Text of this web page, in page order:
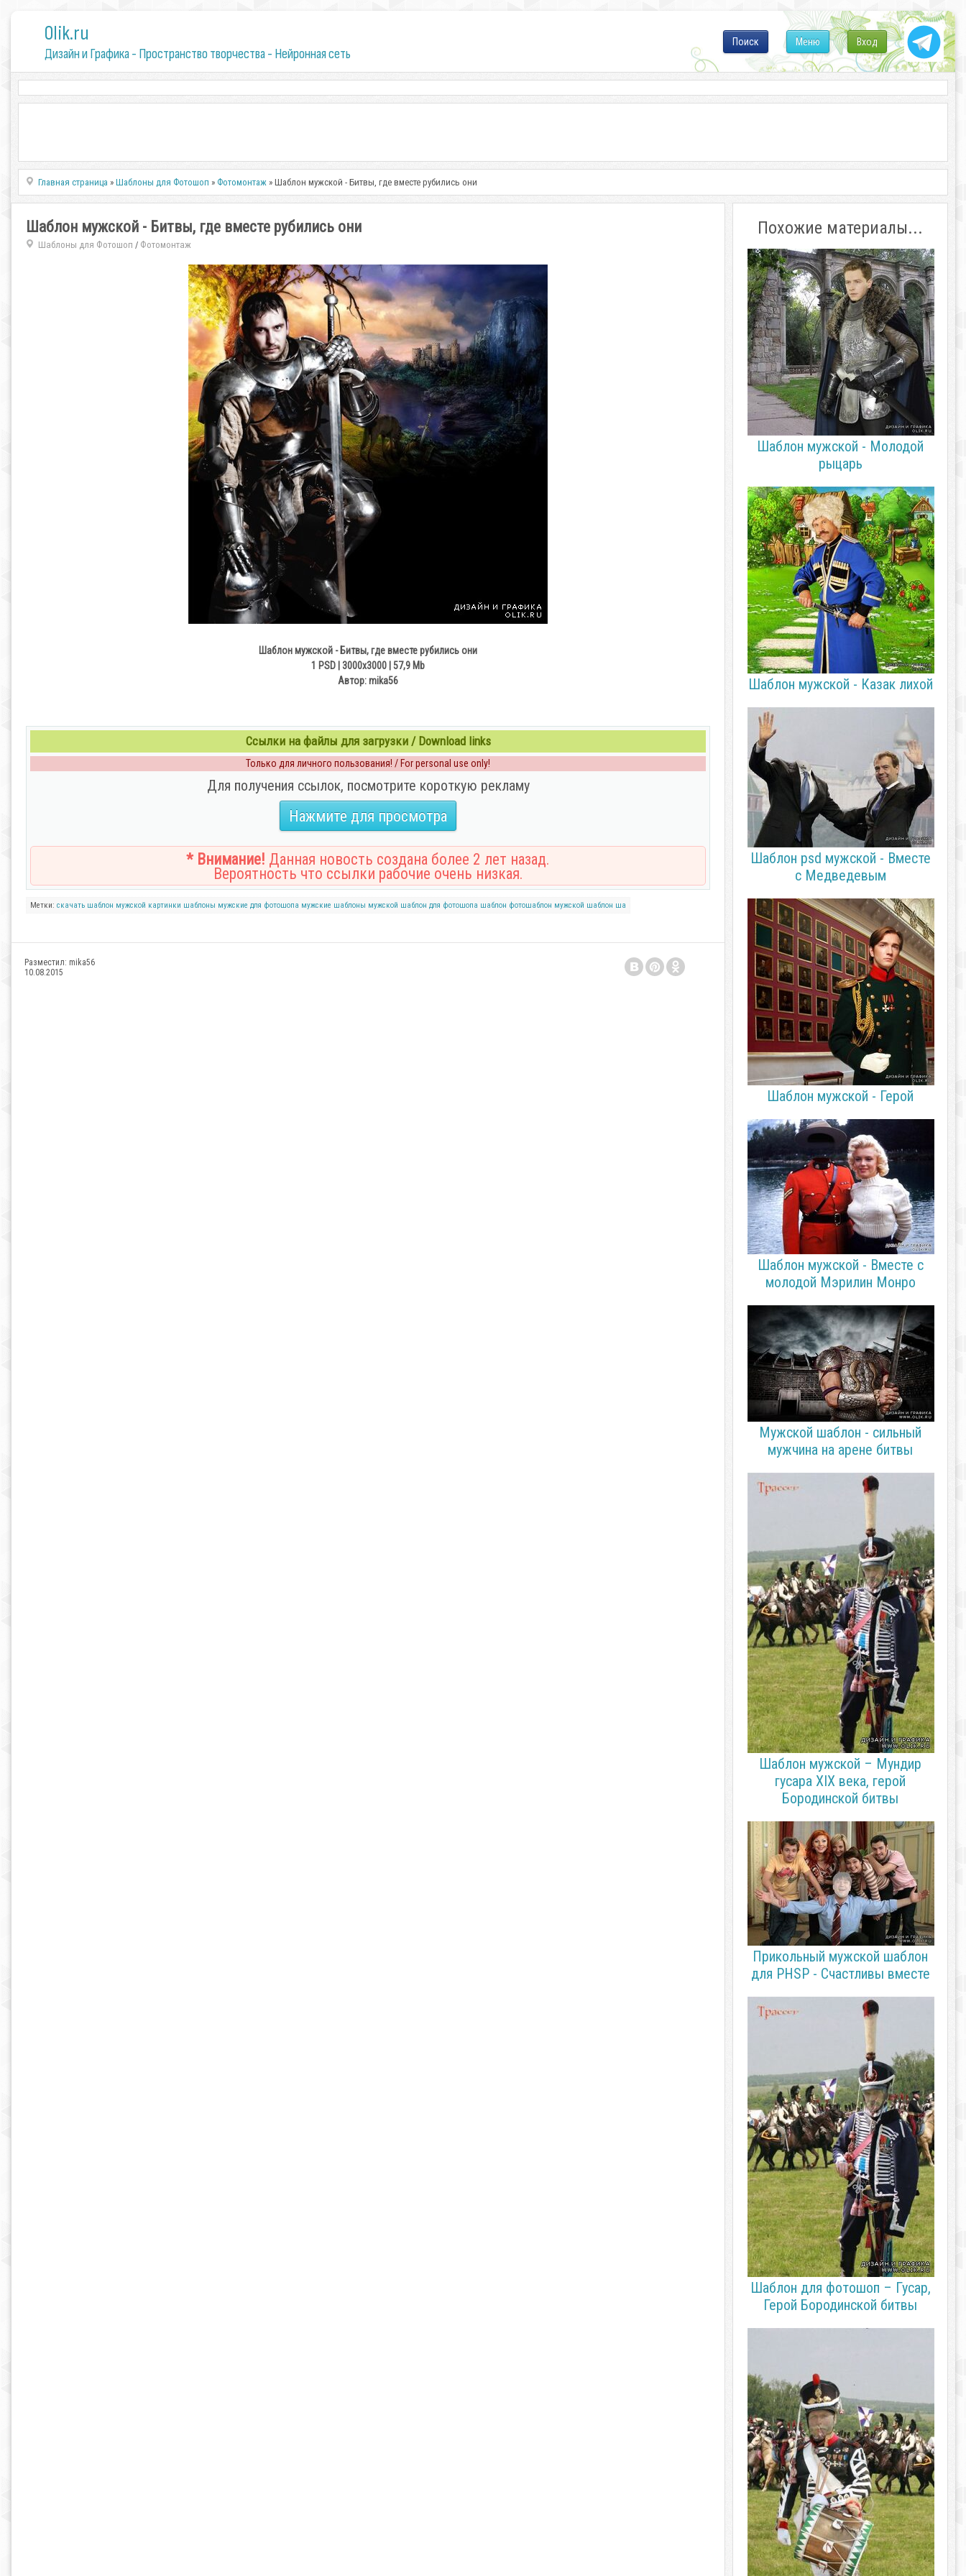
0lik.ru
Дизайн и Графика - Пространство творчества - Нейронная сеть
Вход
Меню
Поиск
Главная страница »Шаблоны для Фотошоп » Фотомонтаж » Шаблон мужской - Битвы, где вместе рубились они
Шаблон мужской - Битвы, где вместе рубились они
Шаблоны для Фотошоп / Фотомонтаж
Шаблон мужской - Битвы, где вместе рубились они
1 PSD | 3000х3000 | 57,9 Mb
Автор: mika56
Ссылки на файлы для загрузки / Download links
Только для личного пользования! / For personal use only!
Для получения ссылок, посмотрите короткую рекламу
Нажмите для просмотра
* Внимание! Данная новость создана более 2 лет назад.
Вероятность что ссылки рабочие очень низкая.
Метки: скачать шаблон мужской картинки шаблоны мужские для фотошопа мужские шаблоны мужской шаблон для фотошопа шаблон фотошаблон мужской шаблон ша
Разместил: mika56
10.08.2015
Похожие материалы...
Шаблон мужской - Молодой
рыцарь
Шаблон мужской - Казак лихой
Шаблон psd мужской - Вместе
с Медведевым
Шаблон мужской - Герой
Шаблон мужской - Вместе с
молодой Мэрилин Монро
Мужской шаблон - сильный
мужчина на арене битвы
Шаблон мужской – Мундир
гусара XIX века, герой
Бородинской битвы
Прикольный мужской шаблон
для PHSP - Счастливы вместе
Шаблон для фотошоп – Гусар,
Герой Бородинской битвы